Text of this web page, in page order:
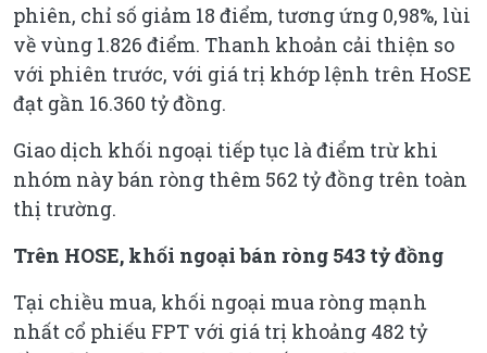
phiên, chỉ số giảm 18 điểm, tương ứng 0,98%, lùi
về vùng 1.826 điểm. Thanh khoản cải thiện so
với phiên trước, với giá trị khớp lệnh trên HoSE
đạt gần 16.360 tỷ đồng.
Giao dịch khối ngoại tiếp tục là điểm trừ khi
nhóm này bán ròng thêm 562 tỷ đồng trên toàn
thị trường.
Trên HOSE, khối ngoại bán ròng 543 tỷ đồng
Tại chiều mua, khối ngoại mua ròng mạnh
nhất cổ phiếu FPT với giá trị khoảng 482 tỷ